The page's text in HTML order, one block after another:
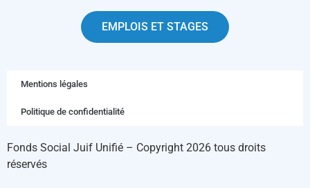
EMPLOIS ET STAGES
Mentions légales
Politique de confidentialité
Fonds Social Juif Unifié – Copyright 2026 tous droits
réservés